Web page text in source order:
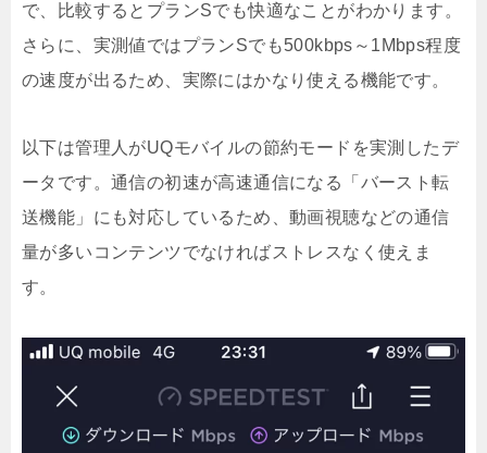
で、比較するとプランSでも快適なことがわかります。
さらに、実測値ではプランSでも500kbps～1Mbps程度
の速度が出るため、実際にはかなり使える機能です。
以下は管理人がUQモバイルの節約モードを実測したデ
ータです。通信の初速が高速通信になる「バースト転
送機能」にも対応しているため、動画視聴などの通信
量が多いコンテンツでなければストレスなく使えま
す。